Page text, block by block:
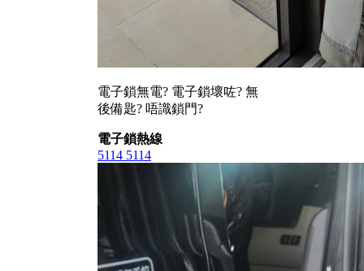
電子鎖無電? 電子鎖壞咗? 無
後備匙? 唔識鎖門?
電子鎖熱線
5114 5114